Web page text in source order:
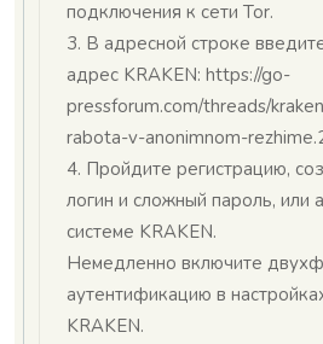
подключения к сети Tor.
3. В адресной строке
адрес KRAKEN: https://go-
pressforum.com/threads/
rabota-v-anonimnom-
4. Пройдите регистрацию,
логин и сложный пароль, или
системе KRAKEN.
Немедленно включите
аутентификацию в
KRAKEN.